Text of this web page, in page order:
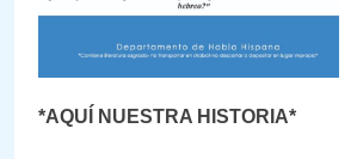
*AQUÍ NUESTRA HISTORIA*